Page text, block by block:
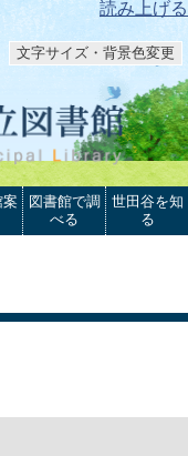
読み上げる
文字サイズ・背景色変更
案
図書館で調
べる
世田谷を知
る